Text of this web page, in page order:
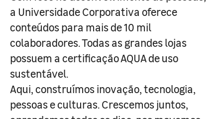
a Universidade Corporativa oferece
conteúdos para mais de 10 mil
colaboradores. Todas as grandes lojas
possuem a certificação AQUA de uso
sustentável.
Aqui, construímos inovação, tecnologia,
pessoas e culturas. Crescemos juntos,